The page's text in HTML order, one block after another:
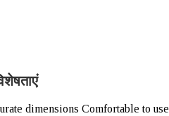
dimensions Comfortable to use